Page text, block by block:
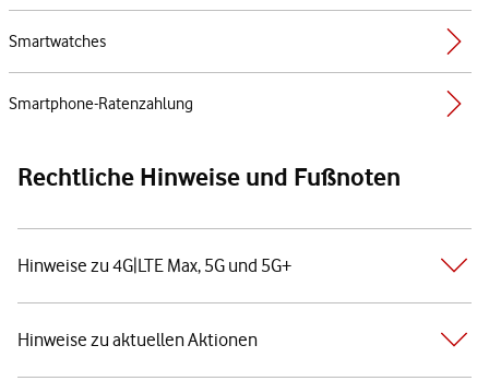
Smartwatches
Smartphone-Ratenzahlung
Rechtliche Hinweise und Fußnoten
Hinweise zu 4G|LTE Max, 5G und 5G+
Hinweise zu aktuellen Aktionen